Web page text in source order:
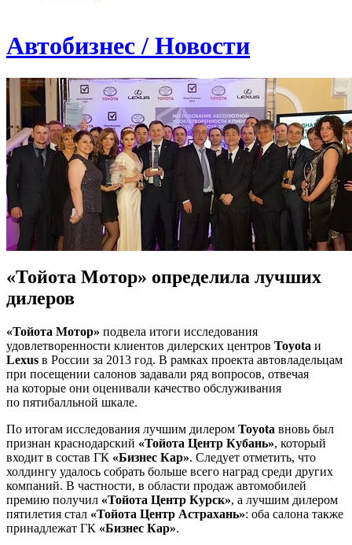
Автобизнес / Новости
«Тойота Мотор» определила лучших
дилеров
«Тойота Мотор» подвела итоги исследования
удовлетворенности клиентов дилерских центров Toyota и
Lexus в России за 2013 год. В рамках проекта автовладельцам
при посещении салонов задавали ряд вопросов, отвечая
на которые они оценивали качество обслуживания
по пятибалльной шкале.
По итогам исследования лучшим дилером Toyota вновь был
признан краснодарский «Тойота Центр Кубань», который
входит в состав ГК «Бизнес Кар». Следует отметить, что
холдингу удалось собрать больше всего наград среди других
компаний. В частности, в области продаж автомобилей
премию получил «Тойота Центр Курск», а лучшим дилером
пятилетия стал «Тойота Центр Астрахань»: оба салона также
принадлежат ГК «Бизнес Кар».